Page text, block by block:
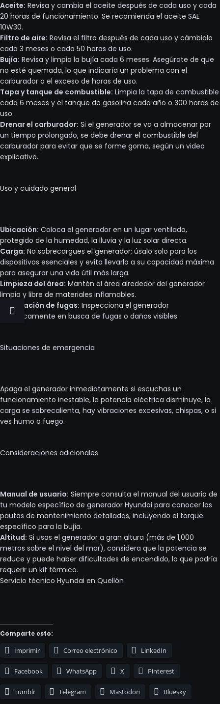
Aceite: Revisa y cambia el aceite después de cada uso y cada
20 horas de funcionamiento. Se recomienda el aceite SAE
10W30.
Filtro de aire: Revisa el filtro después de cada uso y cámbialo
cada 3 meses o cada 50 horas de uso.
Bujía: Revisa y limpia la bujía cada 6 meses. Asegúrate de que
no esté quemada, lo que indicaría un problema con el
carburador o el exceso de horas de uso.
Tapa y tanque de combustible: Limpia la tapa de combustible
cada 6 meses y el tanque de gasolina cada año o 300 horas de
uso.
Drenar el carburador: Si el generador se va a almacenar por
un tiempo prolongado, se debe drenar el combustible del
carburador para evitar que se forme goma, según un video
explicativo.
Uso y cuidado general
Ubicación: Coloca el generador en un lugar ventilado,
protegido de la humedad, la lluvia y la luz solar directa.
Carga: No sobrecargues el generador; úsalo solo para los
dispositivos esenciales y evita llevarlo a su capacidad máxima
para asegurar una vida útil más larga.
Limpieza del área: Mantén el área alrededor del generador
limpia y libre de materiales inflamables.
Verificación de fugas: Inspecciona el generador
periódicamente en busca de fugas o daños visibles.
Situaciones de emergencia
Apaga el generador inmediatamente si escuchas un
funcionamiento inestable, la potencia eléctrica disminuye, la
carga se sobrecalienta, hay vibraciones excesivas, chispas, o si
ves humo o fuego.
Consideraciones adicionales
Manual de usuario: Siempre consulta el manual del usuario de
tu modelo específico de generador Hyundai para conocer las
pautas de mantenimiento detalladas, incluyendo el torque
específico para la bujía.
Altitud: Si usas el generador a gran altura (más de 1,000
metros sobre el nivel del mar), considera que la potencia se
reduce y puede haber dificultades de encendido, lo que podría
requerir un kit térmico.
Servicio técnico Hyundai en Quellón
Comparte esto:
Imprimir Correo electrónico LinkedIn
Facebook WhatsApp X Pinterest
Tumblr Telegram Mastodon Bluesky